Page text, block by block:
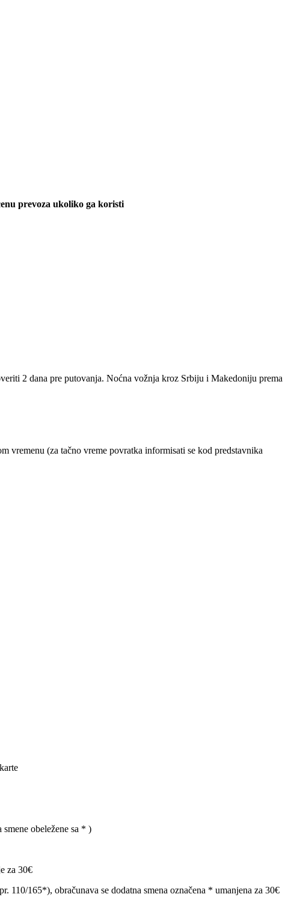
prevoza ukoliko ga koristi
2 dana pre putovanja. Noćna vožnja kroz Srbiju i Makedoniju prema
vremenu (za tačno vreme povratka informisati se kod predstavnika
smene obeležene sa * )
za 30€
110/165*), obračunava se dodatna smena označena * umanjena za 30€